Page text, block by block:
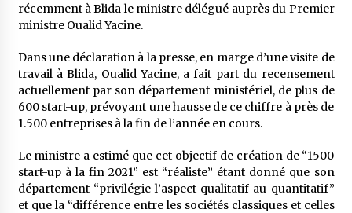
Quand on va vite
« Père, tiens-moi, je vais tomber ! »
5 ans ago
Le bouc de l’Au-delà
5 ans ago
récemment à Blida le ministre délégué auprès du Premier
ministre Oualid Yacine.
Dans une déclaration à la presse, en marge d’une visite de
travail à Blida, Oualid Yacine, a fait part du recensement
actuellement par son département ministériel, de plus de
600 start-up, prévoyant une hausse de ce chiffre à près de
1.500 entreprises à la fin de l’année en cours.
Le ministre a estimé que cet objectif de création de “1500
start-up à la fin 2021” est “réaliste” étant donné que son
département “privilégie l’aspect qualitatif au quantitatif”
et que la “différence entre les sociétés classiques et celles